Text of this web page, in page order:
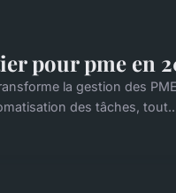
pour pme en
la gestion des
des tâches,